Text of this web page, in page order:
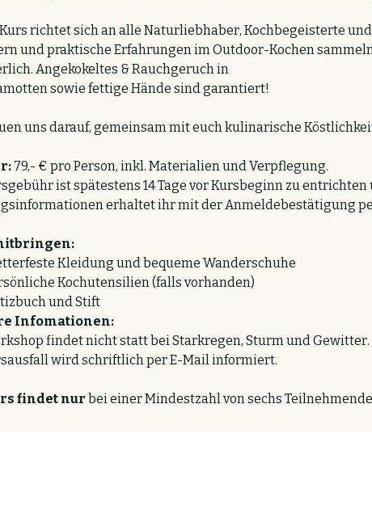
richtet sich an alle Naturliebhaber, Kochbegeisterte
und praktische Erfahrungen im Outdoor-Kochen
Angekokeltes & Rauchgeruch in
sowie fettige Hände sind garantiert!
uns darauf, gemeinsam mit euch kulinarische
79,- € pro Person, inkl. Materialien und Verpflegung.
ist spätestens 14 Tage vor Kursbeginn zu entrichten
erhaltet ihr mit der Anmeldebestätigung
Kleidung und bequeme Wanderschuhe
Kochutensilien (falls vorhanden)
und Stift
Infomationen:
findet nicht statt bei Starkregen, Sturm und Gewitter.
wird schriftlich per E-Mail informiert.
findet nur bei einer Mindestzahl von sechs